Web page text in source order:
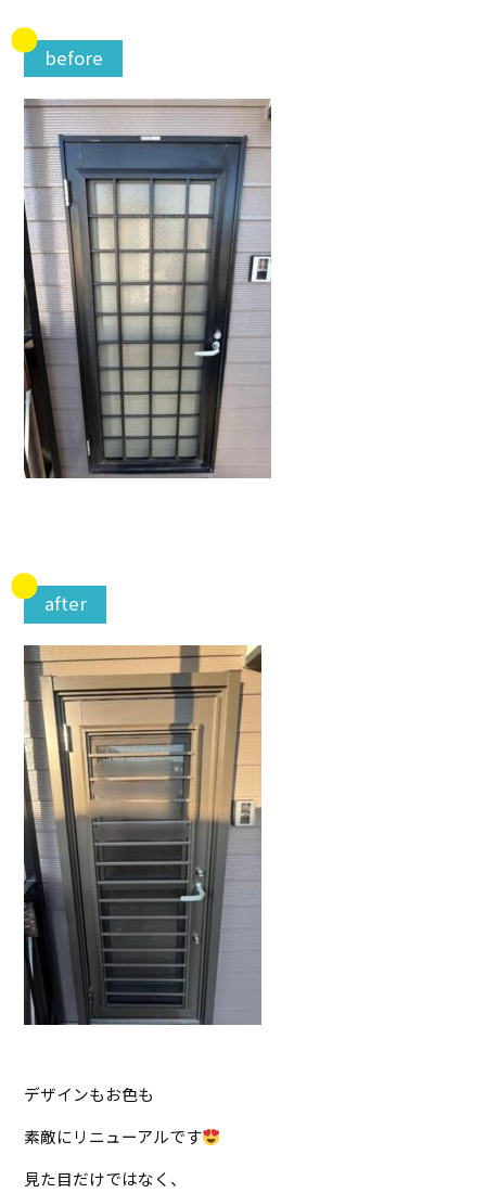
before
after
デザインもお色も
素敵にリニューアルです
見た目だけではなく、